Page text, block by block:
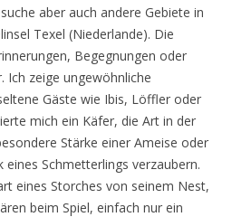
aber auch andere Gebiete in
Texel (Niederlande). Die
Begegnungen oder
Ich zeige ungewöhnliche
Gäste wie Ibis, Löffler oder
mich ein Käfer, die Art in der
Stärke einer Ameise oder
eines Schmetterlings verzaubern.
eines Storches von seinem Nest,
beim Spiel, einfach nur ein